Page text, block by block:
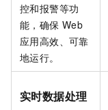
控和报警等功
能，确保 Web
应用高效、可靠
地运行。
实时数据处理